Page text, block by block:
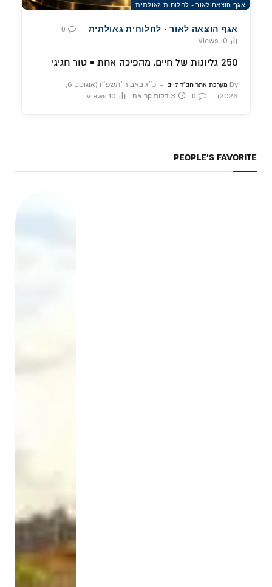
אגף הוצאה לאור - לחלוחית גאולתית
אגף הוצאה לאור - לחלוחית גאולתית
0
10
Views
250 גליונות של חיים. מהפיכה אחת • טור חגיגי
By מערכת אתר חב"ד לייב
כ״ג באב ה׳תשפ״ו (אוגוסט 6,
2026)
0 3 דקות קריאה 10
Views
PEOPLE'S FAVORITE